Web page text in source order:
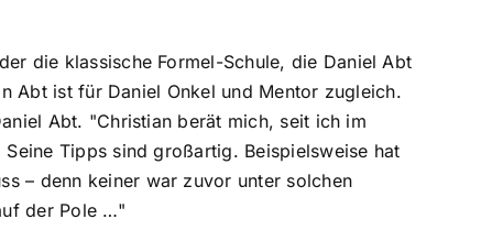
die klassische Formel-Schule, die Daniel Abt
Abt ist für Daniel Onkel und Mentor zugleich.
Abt. "Christian berät mich, seit ich im
Tipps sind großartig. Beispielsweise hat
– denn keiner war zuvor unter solchen
der Pole …"